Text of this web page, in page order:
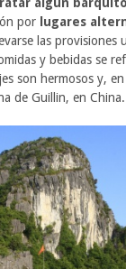
por lugares
las provisiones
y bebidas se
son hermosos y,
de Guillin, en China.